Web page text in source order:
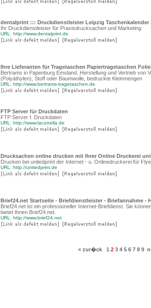
dentalprint ::: Druckdienstleister Leipzig Taschenkalender
Ihr Druckdienstleister für Praxisdrucksachen und Marketing
URL: http://www.dentalprint.de
Ihre Lieferanten für Tragetaschen Papiertragetaschen
Bertrams in Papenburg Emsland. Herstellung und Vertrieb von
(Polyäthylen), Stoff oder Baumwolle, bedruckte Kleinmengen
URL: http://www.bertrams-tragetaschen.de
FTP Server für Druckdaten
FTP Server f. Druckdaten
URL: http://www.laconella.de
Drucksachen online drucken mit Ihrer Online Druckerei
Drucken bei unitedprint der Internet - u. Onlinedruckerei für
URL: http://unitedprint.de
Brief24.net Startseite - Briefdienstleister - Briefannahme
Brief24.net ist ein professioneller Internet-Briefdienst. Sie
bietet Ihnen Brief24.net.
URL: http://www.brief24.net
« zur�ck 1 2 3 4 5 6 7 8 9